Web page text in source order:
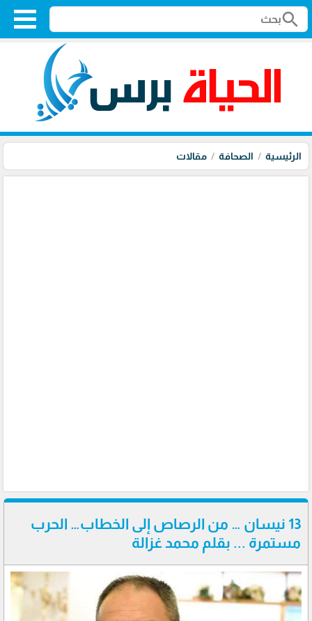
search
الرئيسية الصحافة مقالات
13 نيسان … من الرصاص إلى الخطاب… الحرب
مستمرة ... بقلم محمد غزالة